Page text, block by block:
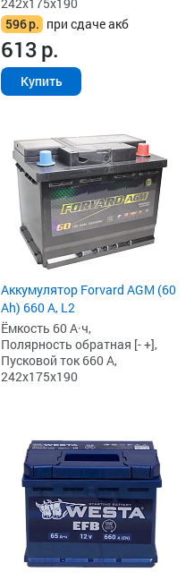
596р. при сдаче акб
613р.
Купить
Аккумулятор Forvard AGM (60
Ah) 660 А, L2
Ёмкость 60 А·ч,
Полярность обратная [- +],
Пусковой ток 660 А,
242x175x190